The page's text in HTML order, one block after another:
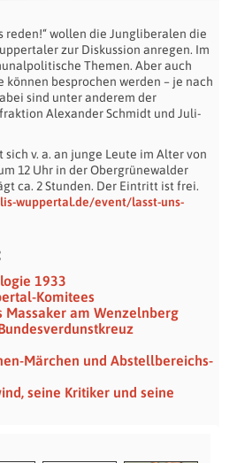
reden!“ wollen die Jungliberalen die
zur Diskussion anregen. Im
Themen. Aber auch
können besprochen werden – je nach
sind unter anderem der
Alexander Schmidt und Juli-
v. a. an junge Leute im Alter von
12 Uhr in der Obergrünewalder
ca. 2 Stunden. Der Eintritt ist frei.
wuppertal.de/event/lasst-uns-
1933
Komitees
Massaker am Wenzelnberg
Märchen und Abstellbereichs-
seine Kritiker und seine